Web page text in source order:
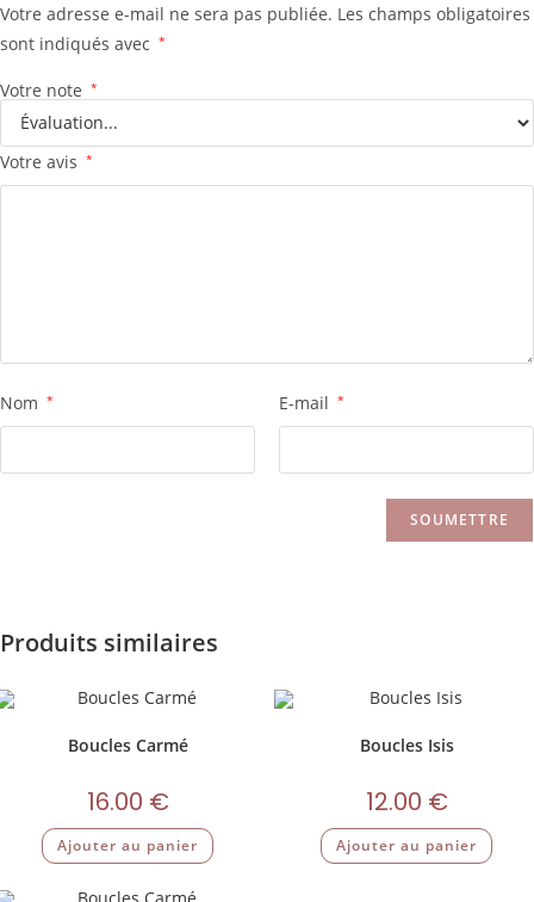
Votre adresse e-mail ne sera pas publiée. Les champs obligatoires
sont indiqués avec *
Votre note *
Votre avis *
Nom * E-mail *
Produits similaires
Boucles Carmé
16.00 €
Ajouter au panier
Boucles Isis
12.00 €
Ajouter au panier